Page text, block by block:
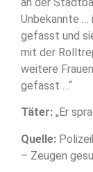
Unbekannte …
gefasst und
mit der
weitere
gefasst …“
Täter: „Er
Quelle:
– Zeugen